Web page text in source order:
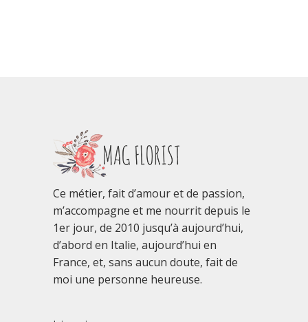
Ce métier, fait d’amour et de passion,
m’accompagne et me nourrit depuis le
1er jour, de 2010 jusqu’à aujourd’hui,
d’abord en Italie, aujourd’hui en
France, et, sans aucun doute, fait de
moi une personne heureuse.